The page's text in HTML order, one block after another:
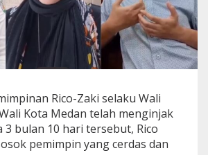
-
Z
a
i
D
a
p
r
e
s
Rico-Zaki selaku Wali
Kota Medan telah menginjak
3 bulan 10 hari tersebut, Rico
pemimpin yang cerdas dan